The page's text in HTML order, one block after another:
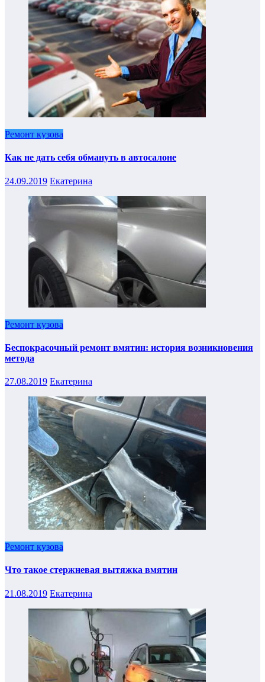
Ремонт кузова
Как не дать себя обмануть в автосалоне
24.09.2019 Екатерина
Ремонт кузова
Беспокрасочный ремонт вмятин: история возникновения
метода
27.08.2019 Екатерина
Ремонт кузова
Что такое стержневая вытяжка вмятин
21.08.2019 Екатерина